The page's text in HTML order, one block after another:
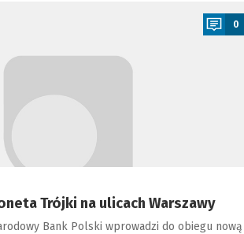
0
Trójki na ulicach Warszawy
Bank Polski wprowadzi do obiegu nową